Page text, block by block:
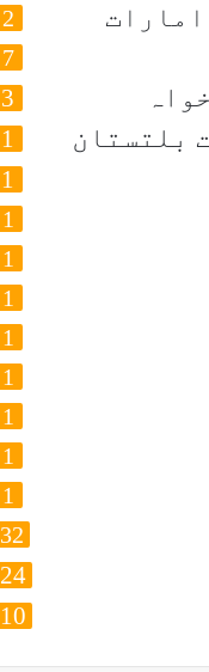
2
7
3
بلتستان 1
1
1
1
1
1
1
1
1
1
32
24
10